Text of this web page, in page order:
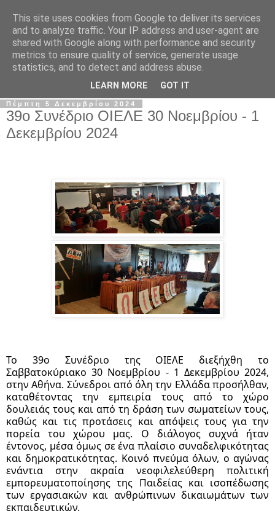
Σ.Ι.Ε.Λ.Β.Ε.
Ο επίσημος ιστότοπος του Συλλόγου Ιδιωτικών
Εκπαιδευτικών Λειτουργών Βόρειας Ελλάδας
Πέμπτη 5 Δεκεμβρίου 2024
39ο Συνέδριο ΟΙΕΛΕ 30 Νοεμβρίου - 1
Δεκεμβρίου 2024
Το 39ο Συνέδριο της ΟΙΕΛΕ διεξήχθη το
Σαββατοκύριακο 30 Νοεμβρίου - 1 Δεκεμβρίου 2024,
στην Αθήνα. Σύνεδροι από όλη την Ελλάδα προσήλθαν,
καταθέτοντας την εμπειρία τους από το χώρο
δουλειάς τους και από τη δράση των σωματείων τους,
καθώς και τις προτάσεις και απόψεις τους για την
πορεία του χώρου μας. Ο διάλογος συχνά ήταν
έντονος, μέσα όμως σε ένα πλαίσιο συναδελφικότητας
και δημοκρατικότητας. Κοινό πνεύμα όλων, ο αγώνας
ενάντια στην ακραία νεοφιλελεύθερη πολιτική
εμπορευματοποίησης της Παιδείας και ισοπέδωσης
των εργασιακών και ανθρώπινων δικαιωμάτων των
εκπαιδευτικών.
This site uses cookies from Google to deliver its services
and to analyze traffic. Your IP address and user-agent are
shared with Google along with performance and security
metrics to ensure quality of service, generate usage
statistics, and to detect and address abuse.
LEARN MORE GOT IT